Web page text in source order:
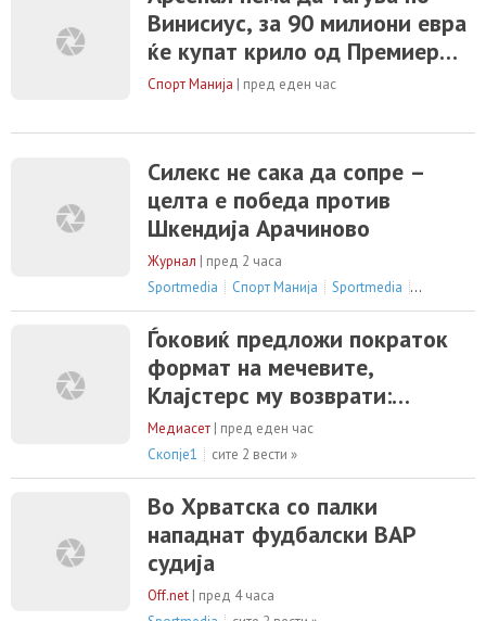
Винисиус, за 90 милиони евра
ќе купат крило од Премиер
лигата
Спорт Манија | пред еден час
Силекс не сака да сопре –
целта е победа против
Шкендија Арачиново
Журнал | пред 2 часа
Sportmedia
Спорт Манија Sportmedia сите 4
Ѓоковиќ предложи пократок
формат на мечевите,
Клајстерс му возврати:
Најубавите мечеви траат
четири-пет часа
Медиасет | пред еден час
Скопје1
сите 2 вести »
Во Хрватска со палки
нападнат фудбалски ВАР
судија
Off.net | пред 4 часа